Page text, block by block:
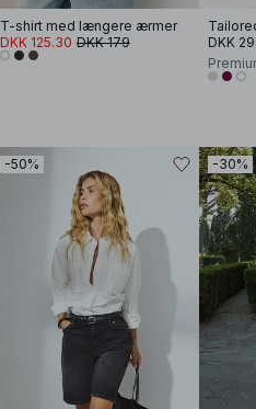
T-shirt med længere ærmer
DKK 125.30 DKK 179
DKK
-50% -30%